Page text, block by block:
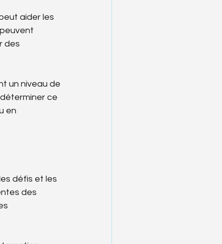
aider les
des
un niveau de
ce
en
défis et les
des